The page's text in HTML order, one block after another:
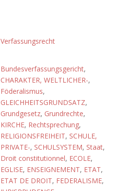
Verfassungsrecht
Bundesverfassungsgericht,
CHARAKTER, WELTLICHER-,
Föderalismus,
GLEICHHEITSGRUNDSATZ,
Grundgesetz, Grundrechte,
KIRCHE, Rechtsprechung,
RELIGIONSFREIHEIT, SCHULE,
PRIVATE-, SCHULSYSTEM, Staat,
Droit constitutionnel, ECOLE,
EGLISE, ENSEIGNEMENT, ETAT,
ETAT DE DROIT, FEDERALISME,